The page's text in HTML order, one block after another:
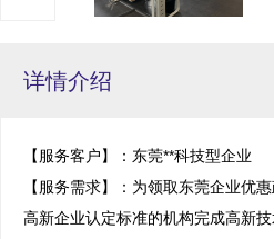
详情介绍
【服务客户】：东莞**科技型企业
【服务需求】：为领取东莞企业优
高新企业认定标准的机构完成高新